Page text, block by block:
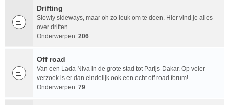
Drifting
Slowly sideways, maar oh zo leuk om te doen. Hier vind je alles
over driften.
Onderwerpen: 206
Off road
Van een Lada Niva in de grote stad tot Parijs-Dakar. Op veler
verzoek is er dan eindelijk ook een echt off road forum!
Onderwerpen: 79